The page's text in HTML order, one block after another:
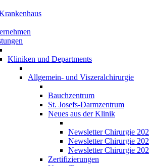
Kliniken und Departments
Allgemein- und Viszeralchirurgie
Bauchzentrum
St. Josefs-Darmzentrum
Neues aus der Klinik
Newsletter Chirurgie
Newsletter Chirurgie
Newsletter Chirurgie
Zertifizierungen